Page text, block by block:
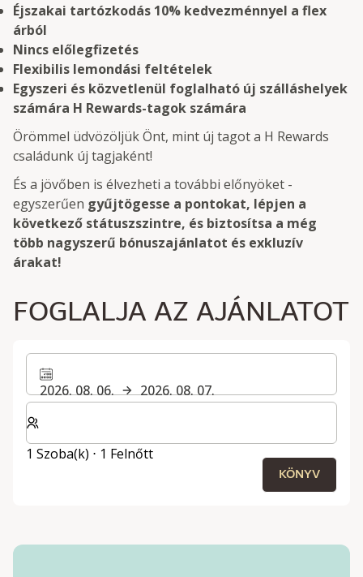
Éjszakai tartózkodás 10% kedvezménnyel a flex
árból
Nincs előlegfizetés
Flexibilis lemondási feltételek
Egyszeri és közvetlenül foglalható új szálláshelyek
számára H Rewards-tagok számára
Örömmel üdvözöljük Önt, mint új tagot a H Rewards
családunk új tagjaként!
És a jövőben is élvezheti a további előnyöket -
egyszerűen gyűjtögesse a pontokat, lépjen a
következő státuszszintre, és biztosítsa a még
több nagyszerű bónuszajánlatot és exkluzív
árakat!
FOGLALJA AZ AJÁNLATOT
2026. 08. 06.
2026. 08. 07.
Válassza ki a szobák és a vendégek számát
1 Szoba(k) ⋅ 1 Felnőtt
KÖNYV